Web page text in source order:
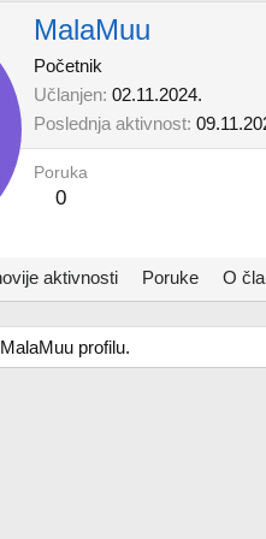
MalaMuu
Početnik
Učlanjen 02.11.2024.
Poslednja aktivnost
Poruka
0
aktivnosti Poruke O
profilu.